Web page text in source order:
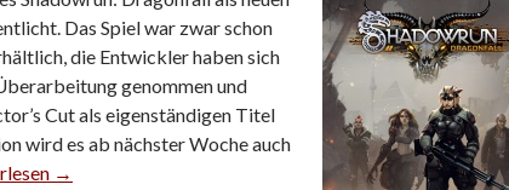
Das Spiel war zwar schon
die Entwickler haben sich
genommen und
Cut als eigenständigen Titel
wird es ab nächster Woche auch
Dragonfall kommt nächste Woche für iOS und Android
→